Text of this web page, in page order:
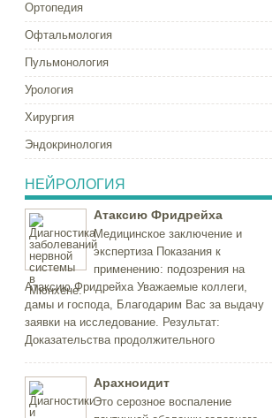
Ортопедия
Офтальмология
Пульмонология
Урология
Хирургия
Эндокринология
НЕЙРОЛОГИЯ
Атаксию Фридрейха
Медицинское заключение и
экспертиза Показания к
применению: подозрения на
Атаксию Фридрейха Уважаемые коллеги,
дамы и господа, Благодарим Вас за выдачу
заявки на исследование. Результат:
Доказательства продолжительного
Арахноидит
Это серозное воспаление